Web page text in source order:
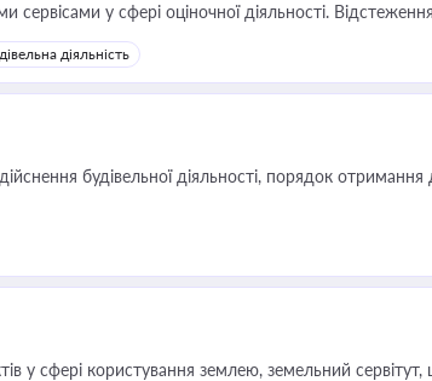
сервісами у сфері оціночної діяльності.
керівника, юриста або бухгалтера під час
угод і перевірки статусу суб'єктів оціночної
діяльність
будівельної діяльності, порядок отримання
у сфері користування землею, земельний